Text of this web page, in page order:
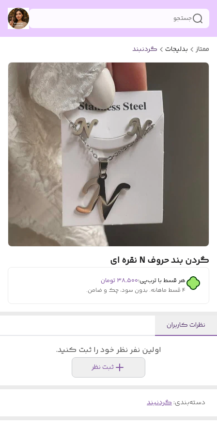
جستجو
ممتاز بدلیجات گردنبند
گردن بند حروف N نقره ای
هر قسط با ترب‌پی:۳۸٬۵۰۰ تومان
۴ قسط ماهانه. بدون سود، چک و ضامن.
نظرات کاربران
اولین نفر نظر خود را ثبت کنید.
ثبت نظر
دسته‌بندی:گردنبند